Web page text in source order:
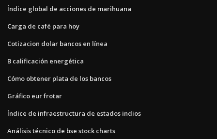
Índice global de acciones de marihuana
Carga de café para hoy
Cotizacion dolar bancos en línea
B calificación energética
Cómo obtener plata de los bancos
Gráfico eur frotar
Índice de infraestructura de estados indios
Análisis técnico de bse stock charts